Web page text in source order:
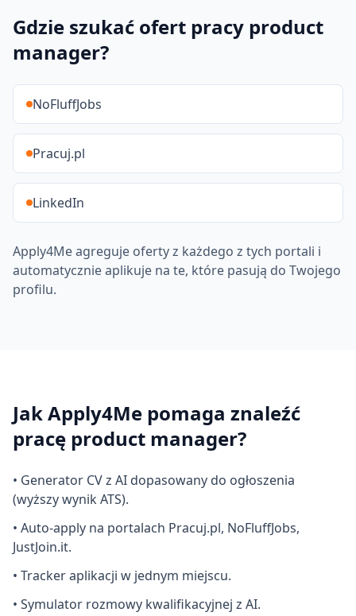
Gdzie szukać ofert pracy product
manager?
NoFluffJobs
Pracuj.pl
LinkedIn
Apply4Me agreguje oferty z każdego z tych portali i
automatycznie aplikuje na te, które pasują do Twojego
profilu.
Jak Apply4Me pomaga znaleźć
pracę product manager?
• Generator CV z AI dopasowany do ogłoszenia
(wyższy wynik ATS).
• Auto-apply na portalach Pracuj.pl, NoFluffJobs,
JustJoin.it.
• Tracker aplikacji w jednym miejscu.
• Symulator rozmowy kwalifikacyjnej z AI.